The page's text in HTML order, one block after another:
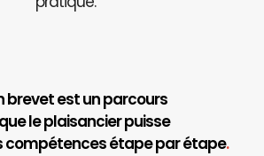
brevet est un parcours
le plaisancier puisse
compétences étape par étape.